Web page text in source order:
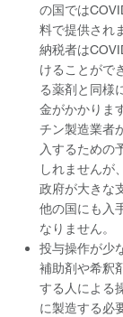
の国では
料で提供され
納税者は
けることがで
る薬剤と同様
金がかかりま
チン製造業者
入するための
しれませんが
政府が大きな
他の国にも入
なりません。
投与操作が少
補助剤や希釈
する人による
に製造する必